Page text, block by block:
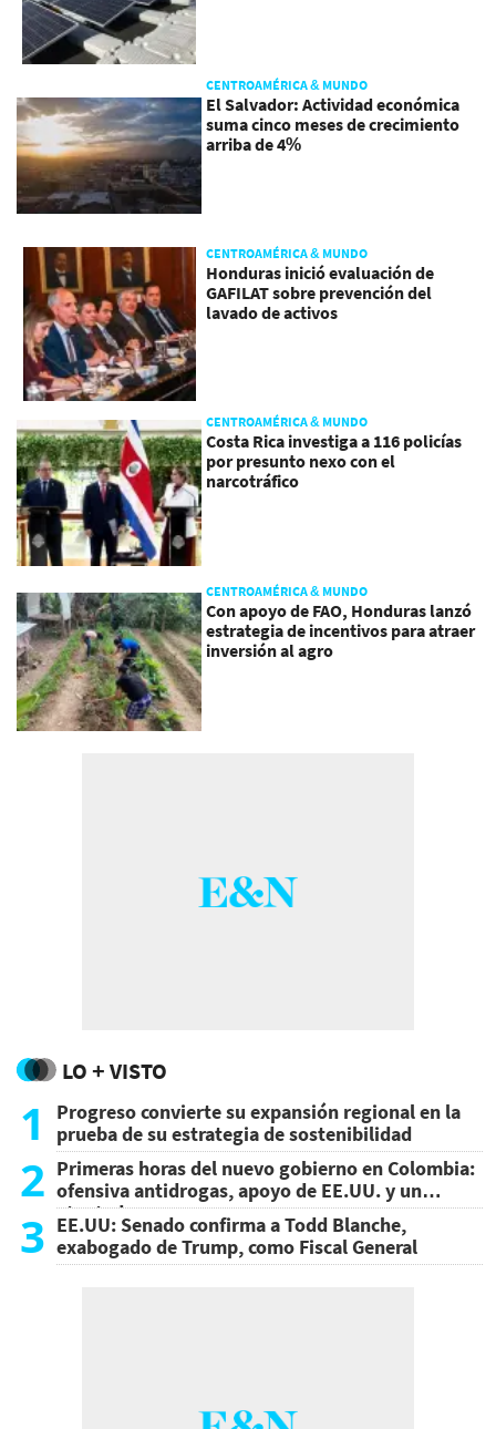
CENTROAMÉRICA & MUNDO
El Salvador: Actividad económica
suma cinco meses de crecimiento
arriba de 4%
CENTROAMÉRICA & MUNDO
Honduras inició evaluación de
GAFILAT sobre prevención del
lavado de activos
CENTROAMÉRICA & MUNDO
Costa Rica investiga a 116 policías
por presunto nexo con el
narcotráfico
CENTROAMÉRICA & MUNDO
Con apoyo de FAO, Honduras lanzó
estrategia de incentivos para atraer
inversión al agro
LO + VISTO
1
Progreso convierte su expansión regional en la
prueba de su estrategia de sostenibilidad
2 Primeras horas del nuevo gobierno en Colombia:
ofensiva antidrogas, apoyo de EE.UU. y un
atentado
3 EE.UU: Senado confirma a Todd Blanche,
exabogado de Trump, como Fiscal General